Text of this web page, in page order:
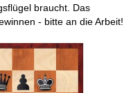
braucht. Das
- bitte an die Arbeit!